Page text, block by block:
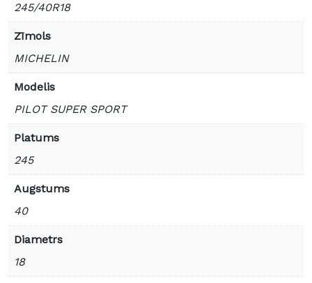
245/40R18
Zīmols
MICHELIN
Modelis
PILOT SUPER SPORT
Platums
245
Augstums
40
Diametrs
18